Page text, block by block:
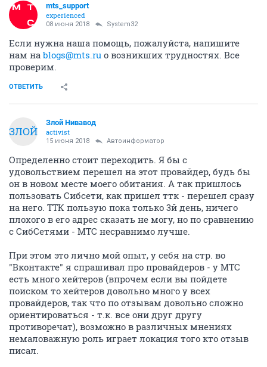
mts_support
experienced
08 июня 2018 System32
Если нужна наша помощь, пожалуйста, напишите
нам на blogs@mts.ru о возникших трудностях. Все
проверим.
ОТВЕТИТЬ
ЗЛОЙ
Злой Нивавод
activist
15 июня 2018 Автоинформатор
Определенно стоит переходить. Я бы с
удовольствием перешел на этот провайдер, будь бы
он в новом месте моего обитания. А так пришлось
пользовать Сибсети, как пришел ттк - перешел сразу
на него. ТТК пользую пока только 3й день, ничего
плохого в его адрес сказать не могу, но по сравнению
с СибСетями - МТС несравнимо лучше.
При этом это лично мой опыт, у себя на стр. во
"Вконтакте" я спрашивал про провайдеров - у МТС
есть много хейтеров (впрочем если вы пойдете
поиском то хейтеров довольно много у всех
провайдеров, так что по отзывам довольно сложно
ориентироваться - т.к. все они друг другу
противоречат), возможно в различных мнениях
немаловажную роль играет локация того кто отзыв
писал.